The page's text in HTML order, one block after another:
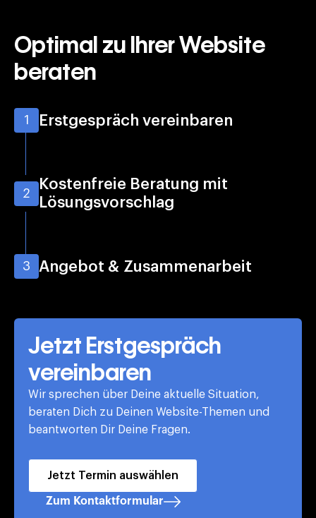
Optimal zu Ihrer Website
beraten
1 Erstgespräch vereinbaren
2
Kostenfreie Beratung mit
Lösungsvorschlag
3 Angebot & Zusammenarbeit
Jetzt Erstgespräch
vereinbaren
Wir sprechen über Deine aktuelle Situation,
beraten Dich zu Deinen Website-Themen und
beantworten Dir Deine Fragen.
Jetzt Termin auswählen
Zum Kontaktformular